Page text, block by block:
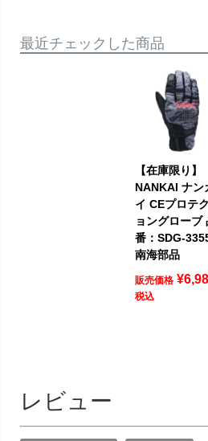
最近チェックした商品
【在庫限り】
NANKAI ナン
イ CEプロテ
ョングローブ
番：SDG-
南海部品
販売価格 ¥
税込
レビュー